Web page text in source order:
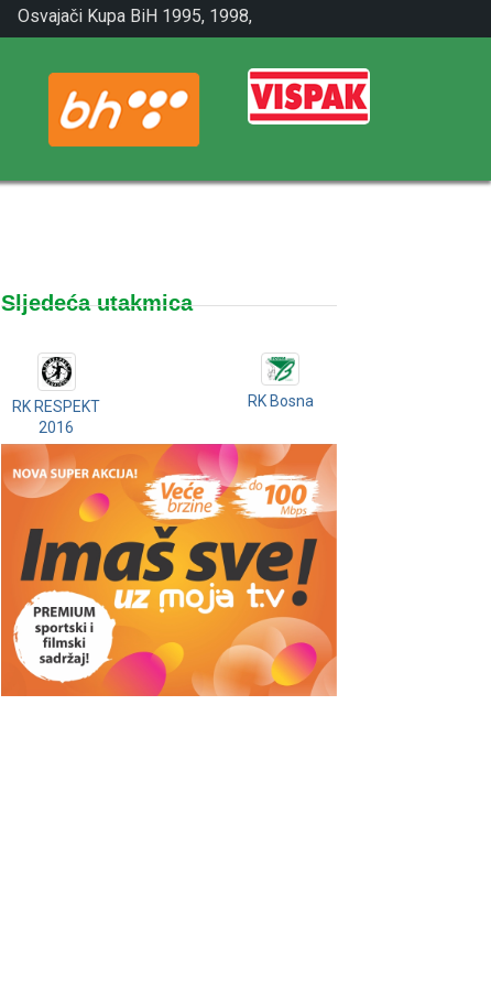
Osvajači Kupa BiH 1995, 1998,
2001.
Sljedeća utakmica
RK RESPEKT
2016
RK Bosna